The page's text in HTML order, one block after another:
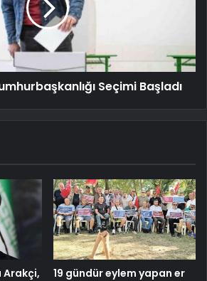
Seçimi Başladı
Arakçi,
19 gündür eylem yapan er